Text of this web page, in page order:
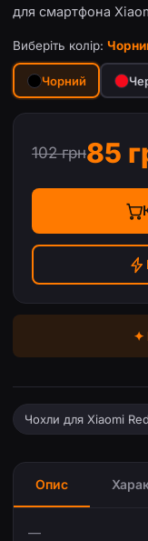
для смартфона
Виберіть колір:
Чорний
102 грн85
✦
Чохли для Xiaomi
Опис
—